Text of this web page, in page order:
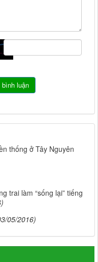
thống ở Tây Nguyên
trai làm “sống lại” tiếng
05/2016)